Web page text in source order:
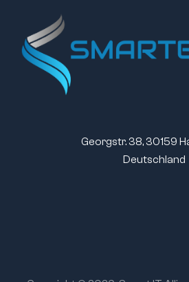
Georgstr. 38, 30159
Deutschland